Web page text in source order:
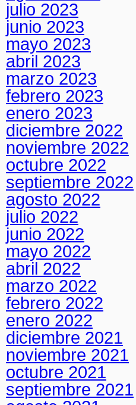
julio 2023
junio 2023
mayo 2023
abril 2023
marzo 2023
febrero 2023
enero 2023
diciembre 2022
noviembre 2022
octubre 2022
septiembre 2022
agosto 2022
julio 2022
junio 2022
mayo 2022
abril 2022
marzo 2022
febrero 2022
enero 2022
diciembre 2021
noviembre 2021
octubre 2021
septiembre 2021